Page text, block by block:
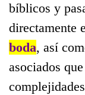
bíblicos y
directamente
boda, así
asociados